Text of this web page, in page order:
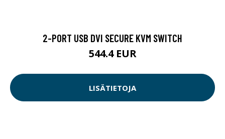
2-PORT USB DVI SECURE KVM SWITCH
544.4 EUR
LISÄTIETOJA